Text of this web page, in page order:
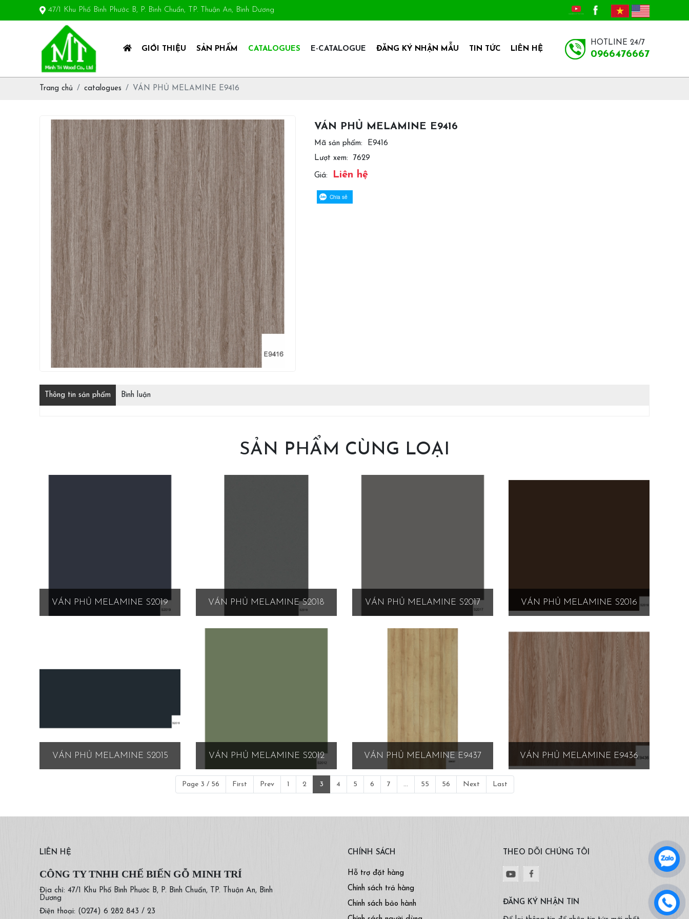
47/1 Khu Phố Bình Phước B, P. Bình Chuẩn, TP. Thuận An, Bình Dương
GIỚI THIỆU SẢN PHẨM CATALOGUES E-CATALOGUE ĐĂNG KÝ NHẬN MẪU TIN TỨC LIÊN HỆ
HOTLINE 24/7
0966476667
Trang chủ catalogues VÁN PHỦ MELAMINE E9416
VÁN PHỦ MELAMINE E9416
Mã sản phẩm:
E9416
Lượt xem:
7629
Giá: Liên hệ
Chia sẻ
Thông tin sản phẩm Bình luận
SẢN PHẨM CÙNG LOẠI
VÁN PHỦ MELAMINE S2019 VÁN PHỦ MELAMINE S2018 VÁN PHỦ MELAMINE S2017 VÁN PHỦ MELAMINE S2016
VÁN PHỦ MELAMINE S2015 VÁN PHỦ MELAMINE S2012 VÁN PHỦ MELAMINE E9437 VÁN PHỦ MELAMINE E9436
Page 3 / 56 First Prev 1 2 3 4 5 6 7 ... 55 56 Next Last
LIÊN HỆ
CÔNG TY TNHH CHẾ BIẾN GỖ MINH TRÍ
Địa chỉ: 47/1 Khu Phố Bình Phước B, P. Bình Chuẩn, TP. Thuận An, Bình
Dương
Điện thoại: (0274) 6 282 843 / 23
CHÍNH SÁCH
Hỗ trợ đặt hàng
Chính sách trả hàng
Chính sách bảo hành
THEO DÕI CHÚNG TÔI
ĐĂNG KÝ NHẬN TIN